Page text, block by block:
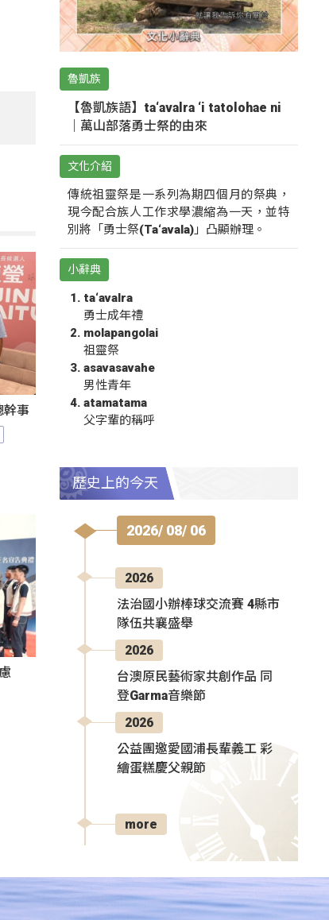
幹事
魯凱族
【魯凱族語】ta‘avalra ‘i tatolohae ni
｜萬山部落勇士祭的由來
文化介紹
傳統祖靈祭是一系列為期四個月的祭典，
現今配合族人工作求學濃縮為一天，並特
別將「勇士祭(Ta‘avala)」凸顯辦理。
小辭典
ta‘avalra
勇士成年禮
molapangolai
祖靈祭
asavasavahe
男性青年
atamatama
父字輩的稱呼
歷史上的今天
2026/ 08/ 06
2026
法治國小辦棒球交流賽 4縣市
隊伍共襄盛舉
2026
台澳原民藝術家共創作品 同
登Garma音樂節
2026
公益團邀愛國浦長輩義工 彩
繪蛋糕慶父親節
more